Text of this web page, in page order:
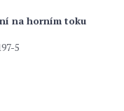
na horním toku
5